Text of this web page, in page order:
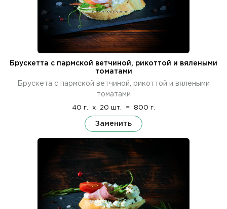
Брускетта с пармской ветчиной, рикоттой и вялеными
томатами
Брускета с пармской ветчиной, рикоттой и вялеными
томатами
40 г. x 20 шт. = 800 г.
Заменить